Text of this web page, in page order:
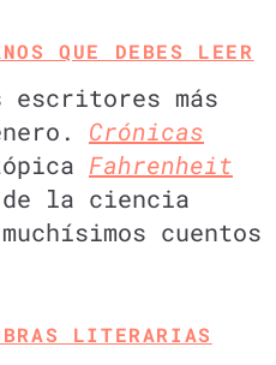
QUE DEBES LEER
más
Crónicas
Fahrenheit
de la ciencia
cuentos
LITERARIAS